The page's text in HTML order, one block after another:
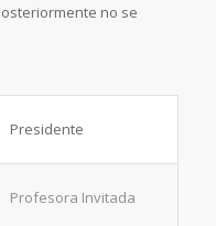
no se
Presidente
Profesora Invitada